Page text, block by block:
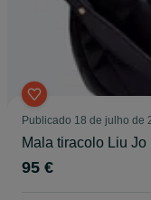
Publicado 18 de julho de
Mala tiracolo Liu Jo
95 €